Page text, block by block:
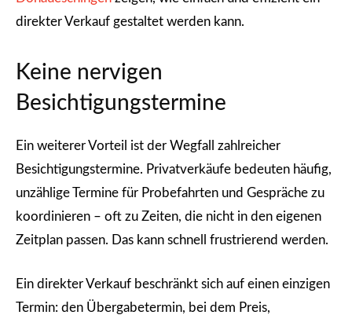
direkter Verkauf gestaltet werden kann.
Keine nervigen
Besichtigungstermine
Ein weiterer Vorteil ist der Wegfall zahlreicher
Besichtigungstermine. Privatverkäufe bedeuten häufig,
unzählige Termine für Probefahrten und Gespräche zu
koordinieren – oft zu Zeiten, die nicht in den eigenen
Zeitplan passen. Das kann schnell frustrierend werden.
Ein direkter Verkauf beschränkt sich auf einen einzigen
Termin: den Übergabetermin, bei dem Preis,